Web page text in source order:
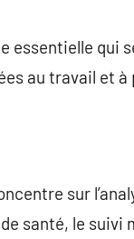
essentielle qui
au travail et
sur
santé, le suivi